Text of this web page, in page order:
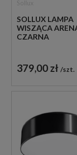
SOLLUX LAMPA
WISZĄCA
CZARNA
379,00 zł szt.